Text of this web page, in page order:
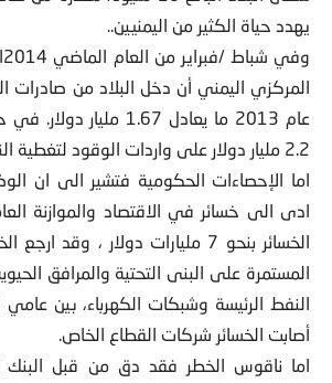
يهدد حياة الكثير من اليمنيين..
عام 2013 ما يعادل 1.67
2.2 مليار دولار على واردات الوقود لتغطية النقص.
اما الإحصاءات الحكومية فتشير الى ان
ادى الى خسائر في الاقتصاد والموازنة
الخسائر بنحو 7 مليارات دولار ، وقد
المستمرة على البنى التحتية والمرافق
أصابت الخسائر شركات القطاع الخاص.
اما ناقوس الخطر فقد دق من قبل البنك